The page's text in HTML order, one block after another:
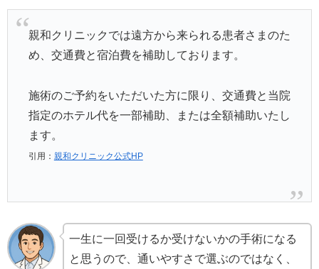
親和クリニックでは遠方から来られる患者さまのた
め、交通費と宿泊費を補助しております。
施術のご予約をいただいた方に限り、交通費と当院
指定のホテル代を一部補助、または全額補助いたし
ます。
引用： 親和クリニック公式HP
一生に一回受けるか受けないかの手術になる
と思うので、通いやすさで選ぶのではなく、